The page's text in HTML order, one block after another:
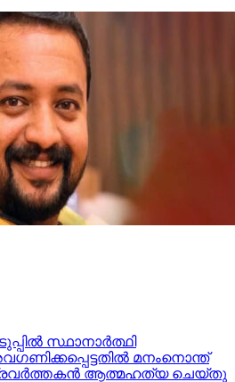
സ്ഥാനാര്‍ത്ഥി
മനംനൊന്ത്
ആത്മഹത്യ ചെയ്തു